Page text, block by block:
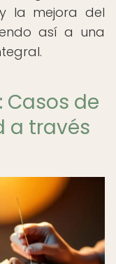
la mejora del
así a una
Casos de
a través